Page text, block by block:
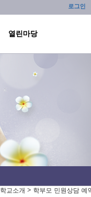
로그인
열린마당
학교소개 > 학부모 민원상담 예